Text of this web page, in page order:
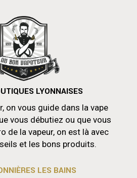
LYONNAISES
on vous guide dans la vape
vous débutiez ou que vous
de la vapeur, on est là avec
et les bons produits.
LES BAINS